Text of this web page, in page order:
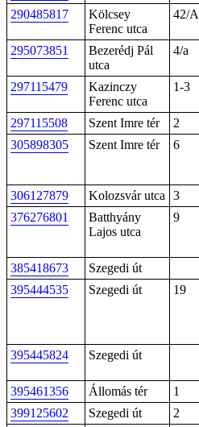
290485817
Kölcsey
Ferenc utca
42/A
295073851
Bezerédj Pál
utca
4/a
297115479
Kazinczy
Ferenc utca
1-3
297115508 Szent Imre tér 2
305898305
Szent Imre tér 6
306127879 Kolozsvár utca 3
376276801
Batthyány
Lajos utca
9
385418673 Szegedi út
395444535
Szegedi út 19
395445824 Szegedi út
395461356 Állomás tér 1
399125602
Szegedi út 2